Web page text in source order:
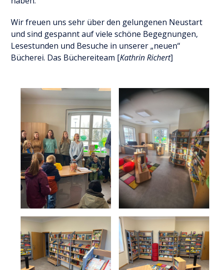
Wir freuen uns sehr über den gelungenen Neustart
und sind gespannt auf viele schöne Begegnungen,
Lesestunden und Besuche in unserer „neuen“
Bücherei. Das Büchereiteam [Kathrin Richert]